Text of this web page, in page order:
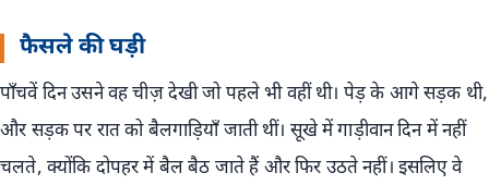
फैसले की घड़ी
पाँचवें दिन उसने वह चीज़ देखी जो पहले भी वहीं थी। पेड़ के आगे सड़क थी,
और सड़क पर रात को बैलगाड़ियाँ जाती थीं। सूखे में गाड़ीवान दिन में नहीं
चलते, क्योंकि दोपहर में बैल बैठ जाते हैं और फिर उठते नहीं। इसलिए वे